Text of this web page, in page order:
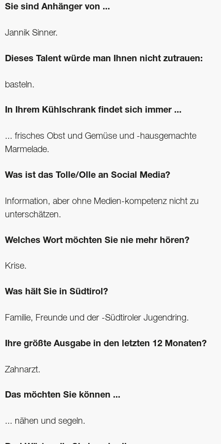
Sie sind Anhänger von ...
Jannik Sinner.
Dieses Talent würde man Ihnen nicht zutrauen:
basteln.
In Ihrem Kühlschrank findet sich immer ...
... frisches Obst und Gemüse und -hausgemachte
Marmelade.
Was ist das Tolle/Olle an Social Media?
Information, aber ohne Medien-kompetenz nicht zu
unterschätzen.
Welches Wort möchten Sie nie mehr hören?
Krise.
Was hält Sie in Südtirol?
Familie, Freunde und der -Südtiroler Jugendring.
Ihre größte Ausgabe in den letzten 12 Monaten?
Zahnarzt.
Das möchten Sie können ...
... nähen und segeln.